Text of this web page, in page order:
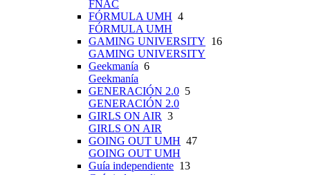
FNAC
FÓRMULA UMH 4
FÓRMULA UMH
GAMING UNIVERSITY 16
GAMING UNIVERSITY
Geekmanía 6
Geekmanía
GENERACIÓN 2.0 5
GENERACIÓN 2.0
GIRLS ON AIR 3
GIRLS ON AIR
GOING OUT UMH 47
GOING OUT UMH
Guía independiente 13